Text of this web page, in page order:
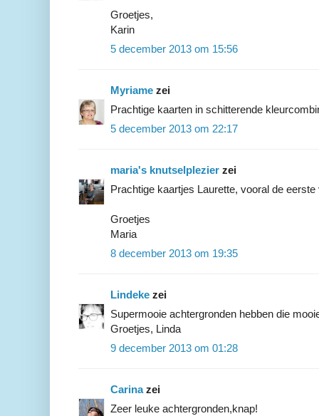
Groetjes,
Karin
5 december 2013 om 15:56
Myriame zei
Prachtige kaarten in schitterende
5 december 2013 om 22:17
maria's knutselplezier zei
Prachtige kaartjes Laurette, vooral de
Groetjes
Maria
8 december 2013 om 19:35
Lindeke zei
Supermooie achtergronden hebben die
Groetjes, Linda
9 december 2013 om 01:28
Carinazei
Zeer leuke achtergronden,knap!